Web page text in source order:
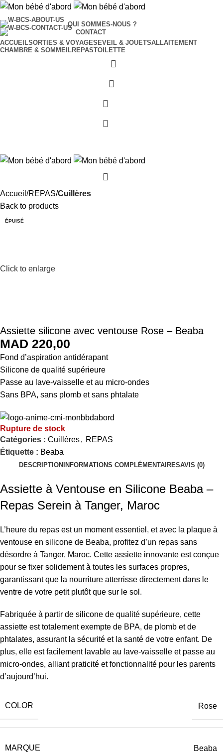
QUI SOMMES-NOUS ?
CONTACT
ACCUEILSORTIES & VOYAGES EVEIL & JOUETSALLAITEMENT
CHAMBRE & SOMMEILREPASTOILETTE
Accueil REPAS Cuillères
Back to products
ÉPUISÉ
Click to enlarge
Assiette silicone avec ventouse Rose – Beaba
MAD
Fond d’aspiration antidérapant
Silicone de qualité supérieure
Passe au lave-vaisselle et au micro-ondes
Sans BPA, sans plomb et sans phtalate
Rupture de stock
Catégories : Cuillères, REPAS
Étiquette : Beaba
DESCRIPTION INFORMATIONS COMPLÉMENTAIRESAVIS (0)
Assiette à Ventouse en Silicone Beaba –
Repas Serein à Tanger, Maroc
L’heure du repas est un moment essentiel, et avec la plaque à
ventouse en silicone de Beaba, profitez d’un repas sans
désordre à Tanger, Maroc. Cette assiette innovante est conçue
pour se fixer solidement à toutes les surfaces propres,
garantissant que la nourriture atterrisse directement dans le
ventre de votre petit plutôt que sur le sol.
Fabriquée à partir de silicone de qualité supérieure, cette
assiette est totalement exempte de BPA, de plomb et de
phtalates, assurant la sécurité et la santé de votre enfant. De
plus, elle est facilement lavable au lave-vaisselle et passe au
micro-ondes, alliant praticité et fonctionnalité pour les parents
d’aujourd’hui.
COLOR Rose
MARQUE Beaba